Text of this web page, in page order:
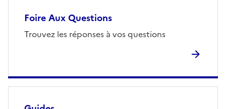
Foire Aux Questions
Trouvez les réponses à vos questions